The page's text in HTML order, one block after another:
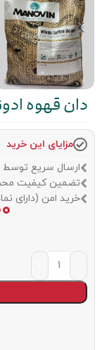
دان قهوه‌ ادونچر‌ ۷۰ درصد‌
مزایای این خرید
ارسال سریع توسط
تضمین کیفیت
خرید امن (دارای